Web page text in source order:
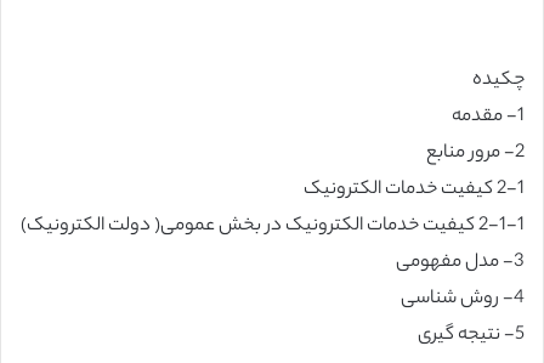
چکیده
1- مقدمه
2- مرور منابع
2-1 کیفیت خدمات الکترونیک
2-1-1 کیفیت خدمات الکترونیک در بخش عمومی( دولت الکترونیک)
3- مدل مفهومی
4- روش شناسی
5- نتیجه گیری